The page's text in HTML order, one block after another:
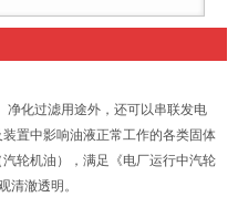
净化过滤用途外，还可以串联发电
置中影响油液正常工作的各类固体
轮机油），满足《电厂运行中汽轮
清澈透明。